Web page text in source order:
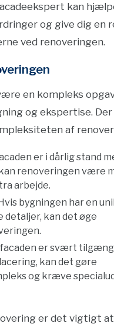
kan
og give dig en
ved renoveringen.
en kompleks
og ekspertise.
af
er i dårlig stand
renoveringen være
arbejde.
bygningen har en
kan det øge
facaden er svært
kan det gøre
og kræve
er det vigtigt